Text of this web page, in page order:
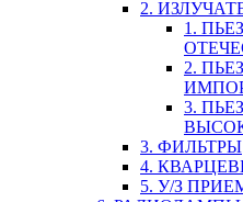
2.
1.
2.
3.
3. ФИЛЬТРЫ
4.
5. У/З